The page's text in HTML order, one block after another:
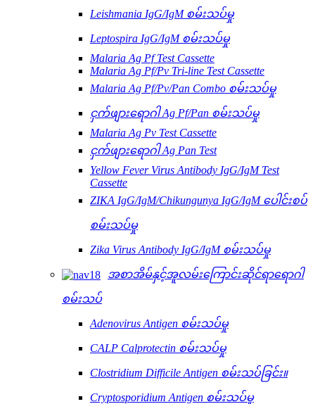
Leishmania IgG/IgM စမ်းသပ်မှု
Leptospira IgG/IgM စမ်းသပ်မှု
Malaria Ag Pf Test Cassette
Malaria Ag Pf/Pv Tri-line Test Cassette
Malaria Ag Pf/Pv/Pan Combo စမ်းသပ်မှု
ငှက်ဖျားရောဂါ Ag Pf/Pan စမ်းသပ်မှု
Malaria Ag Pv Test Cassette
ငှက်ဖျားရောဂါ Ag Pan Test
Yellow Fever Virus Antibody IgG/IgM Test
Cassette
ZIKA IgG/IgM/Chikungunya IgG/IgM ပေါင်းစပ်
စမ်းသပ်မှု
Zika Virus Antibody IgG/IgM စမ်းသပ်မှု
အစာအိမ်နှင့်အူလမ်းကြောင်းဆိုင်ရာရောဂါ
စမ်းသပ်
Adenovirus Antigen စမ်းသပ်မှု
CALP Calprotectin စမ်းသပ်မှု
Clostridium Difficile Antigen စမ်းသပ်ခြင်း။
Cryptosporidium Antigen စမ်းသပ်မှု